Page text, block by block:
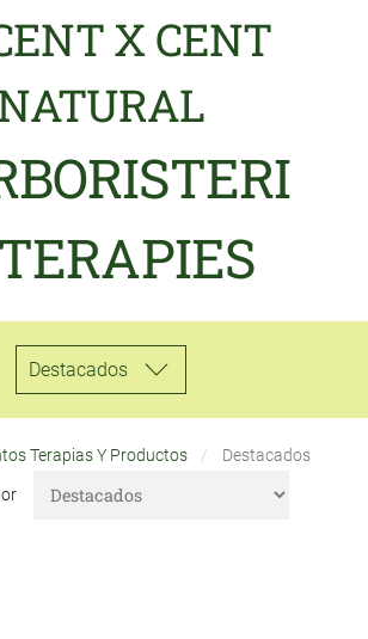
X CENT
Destacados
Terapias Y Productos
Destacados